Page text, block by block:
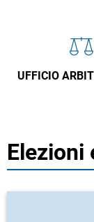
UFFICIO
Elezioni